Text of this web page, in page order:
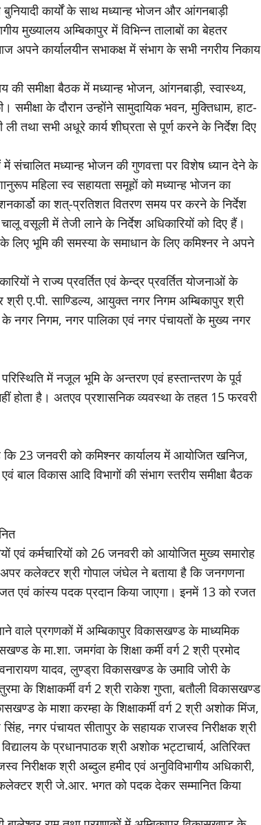
कार्यों के साथ मध्यान्ह भोजन और आंगनबाड़ी
मुख्यालय अम्बिकापुर में विभिन्न तालाबों का बेहतर
अपने कार्यालयीन सभाकक्ष में संभाग के सभी नगरीय निकाय
समीक्षा बैठक में मध्यान्ह भोजन, आंगनबाड़ी, स्वास्थ्य,
समीक्षा के दौरान उन्होंने सामुदायिक भवन, मुक्तिधाम, हाट-
तथा सभी अधूरे कार्य शीघ्रता से पूर्ण करने के निर्देश दिए
मध्यान्ह भोजन की गुणवत्ता पर विशेष ध्यान देने के
महिला स्व सहायता समूहों को मध्यान्ह भोजन का
का शत्-प्रतिशत वितरण समय पर करने के निर्देश
वसूली में तेजी लाने के निर्देश अधिकारियों को दिए हैं।
भूमि की समस्या के समाधान के लिए कमिश्नर ने अपने
ने राज्य प्रवर्तित एवं केन्द्र प्रवर्तित योजनाओं के
श्री ए.पी. साण्डिल्य, आयुक्त नगर निगम अम्बिकापुर श्री
नगर निगम, नगर पालिका एवं नगर पंचायतों के मुख्य नगर
में नजूल भूमि के अन्तरण एवं हस्तान्तरण के पूर्व
होता है। अतएव प्रशासनिक व्यवस्था के तहत 15 फरवरी
23 जनवरी को कमिश्नर कार्यालय में आयोजित खनिज,
बाल विकास आदि विभागों की संभाग स्तरीय समीक्षा बैठक
एवं कर्मचारियों को 26 जनवरी को आयोजित मुख्य समारोह
कलेक्टर श्री गोपाल जंघेल ने बताया है कि जनगणना
एवं कांस्य पदक प्रदान किया जाएगा। इनमें 13 को रजत
वाले प्रगणकों में अम्बिकापुर विकासखण्ड के माध्यमिक
के मा.शा. जमगंवा के शिक्षा कर्मी वर्ग 2 श्री प्रमोद
यादव, लुण्ड्रा विकासखण्ड के उमावि जोरी के
के शिक्षाकर्मी वर्ग 2 श्री राकेश गुप्ता, बतौली विकासखण्ड
के माशा करम्हा के शिक्षाकर्मी वर्ग 2 श्री अशोक मिंज,
नगर पंचायत सीतापुर के सहायक राजस्व निरीक्षक श्री
के प्रधानपाठक श्री अशोक भट्टाचार्य, अतिरिक्त
निरीक्षक श्री अब्दुल हमीद एवं अनुविविभागीय अधिकारी,
श्री जे.आर. भगत को पदक देकर सम्मानित किया